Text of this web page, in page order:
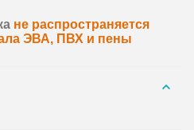
не распространяется
ЭВА, ПВХ и пены